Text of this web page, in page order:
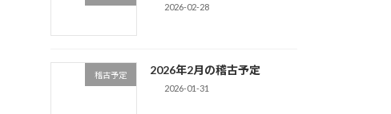
2026-02-28
稽古予定 2026年2月の稽古予定
2026-01-31